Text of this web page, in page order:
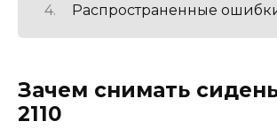
Распространенные
Зачем снимать
2110